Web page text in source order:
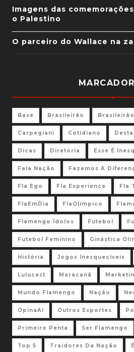
Imagens das
o Palestino
O parceiro do Wallace na
Base Brasileirão Brasileirão
Carpegiani Cotidiano
Dicas Diretoria Esse É
Fala Nação Fazemos A
Fla Ego Fla Experience Fla
FlaEmDia FlaOlímpico
Flamengo Ídolos Futebol
Futebol Feminino Ginástica
História Jogos Inesquecíveis
Lulucast Maracanã
Mundo Flamengo Nação
OpinaAi Outros Esportes
Primeiro Penta Ser Flamengo
Top 5 Traidores Da Nação